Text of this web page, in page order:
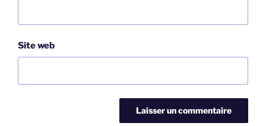
Site web